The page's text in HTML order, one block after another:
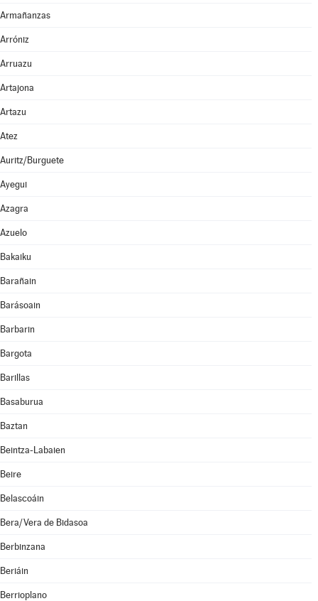
Armañanzas
Arróniz
Arruazu
Artajona
Artazu
Atez
Auritz/Burguete
Ayegui
Azagra
Azuelo
Bakaiku
Barañain
Barásoain
Barbarin
Bargota
Barillas
Basaburua
Baztan
Beintza-Labaien
Beire
Belascoáin
Bera/Vera de Bidasoa
Berbinzana
Beriáin
Berrioplano